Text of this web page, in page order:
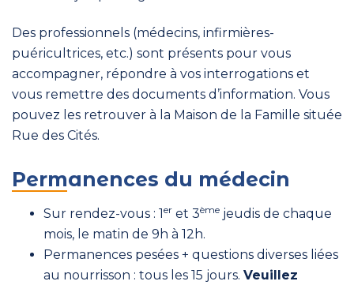
Des professionnels (médecins, infirmières-
puéricultrices, etc.) sont présents pour vous
accompagner, répondre à vos interrogations et
vous remettre des documents d’information. Vous
pouvez les retrouver à la Maison de la Famille située
Rue des Cités.
Permanences du médecin
Sur rendez-vous : 1er et 3ème jeudis de chaque
mois, le matin de 9h à 12h.
Permanences pesées + questions diverses liées
au nourrisson : tous les 15 jours. Veuillez